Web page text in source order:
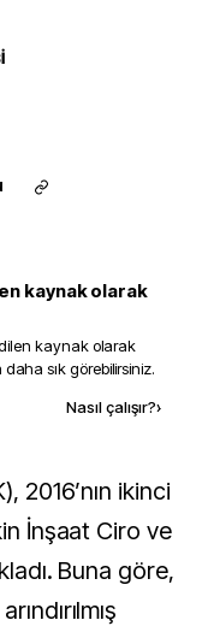
kaynak olarak
kaynak olarak
sık görebilirsiniz.
Nasıl çalışır?›
İnşaat Ciro ve
Buna göre,